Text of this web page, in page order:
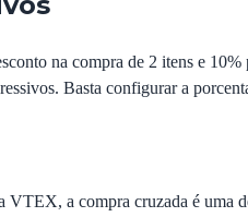
na compra de 2 itens e
. Basta configurar a
VTEX, a compra cruzada é uma